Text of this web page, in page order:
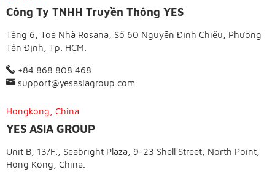
Công Ty TNHH Truyền Thông YES
Tầng 6, Toà Nhà Rosana, Số 60 Nguyễn Đình Chiểu, Phường
Tân Định, Tp. HCM.
+84 868 808 468
support@yesasiagroup.com
Hongkong, China
YES ASIA GROUP
Unit B, 13/F., Seabright Plaza, 9-23 Shell Street, North Point,
Hong Kong, China.